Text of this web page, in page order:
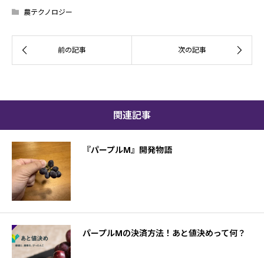
農テクノロジー
関連記事
『パープルM』開発物語
パープルMの決済方法！あと値決めって何？